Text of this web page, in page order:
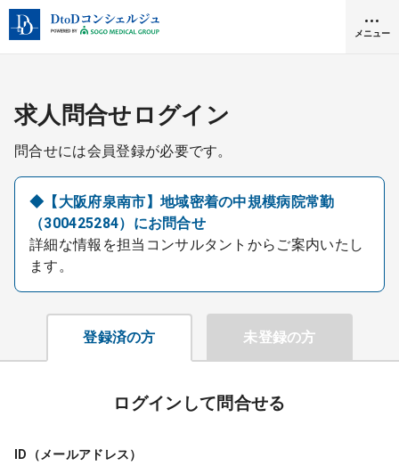
メニュー
クリニック開業
DtoDとは
お問合せ
医院の譲渡・売却をお考えの方
採用をお考えの医療機関の方
求人問合せログイン
問合せには会員登録が必要です。
◆【大阪府泉南市】地域密着の中規模病院常勤
（300425284）にお問合せ
詳細な情報を担当コンサルタントからご案内いたし
ます。
登録済の方 未登録の方
ログインして問合せる
ID（メールアドレス）